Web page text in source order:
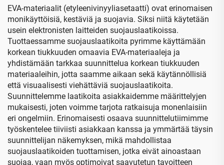
EVA-materiaalit (etyleenivinyyliasetaatti) ovat erinomaisen
monikäyttöisiä, kestäviä ja suojavia. Siksi niitä käytetään
usein elektronisten laitteiden suojauslaatikoissa.
Tuottaessamme suojauslaatikoita pyrimme käyttämään
korkean tiukkuuden omaavia EVA-materiaaleja ja
yhdistämään tarkkaa suunnittelua korkean tiukkuuden
materiaaleihin, jotta saamme aikaan sekä käytännöllisiä
että visuaalisesti viehättäviä suojauslaatikoita.
Suunnittelemme laatikoita asiakkaidemme määrittelyjen
mukaisesti, joten voimme tarjota ratkaisuja monenlaisiin
eri ongelmiin. Erinomaisesti osaava suunnittelutiimimme
työskentelee tiiviisti asiakkaan kanssa ja ymmärtää täysin
suunnittelijan näkemyksen, mikä mahdollistaa
suojauslaatikoiden tuottamisen, jotka eivät ainoastaan
suojaa, vaan myös optimoivat saavutetun tavoitteen